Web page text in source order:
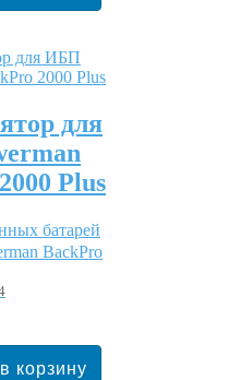
для
Plus
батарей
BackPro